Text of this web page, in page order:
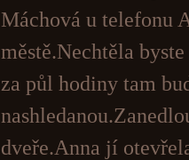
Máchová u telefonu
městě.Nechtěla
za půl hodiny tam
dveře.Anna jí